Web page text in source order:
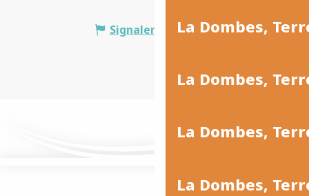
La Dombes,
La Dombes,
La Dombes,
La Dombes,
Signaler une erreur